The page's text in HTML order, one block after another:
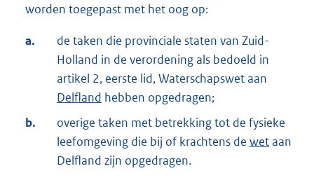
worden toegepast met het oog op:
a.
de taken die provinciale staten van Zuid-
Holland in de verordening als bedoeld in
artikel 2, eerste lid, Waterschapswet aan
Delfland hebben opgedragen;
b.
overige taken met betrekking tot de fysieke
leefomgeving die bij of krachtens de wetaan
Delfland zijn opgedragen.